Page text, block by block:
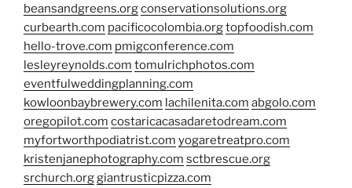
beansandgreens.orgconservationsolutions.org
curbearth.com pacificocolombia.orgtopfoodish.com
hello-trove.com pmigconference.com
lesleyreynolds.com tomulrichphotos.com
eventfulweddingplanning.com
kowloonbaybrewery.com lachilenita.com abgolo.com
oregopilot.com costaricacasadaretodream.com
myfortworthpodiatrist.com yogaretreatpro.com
kristenjanephotography.com sctbrescue.org
srchurch.orggiantrusticpizza.com